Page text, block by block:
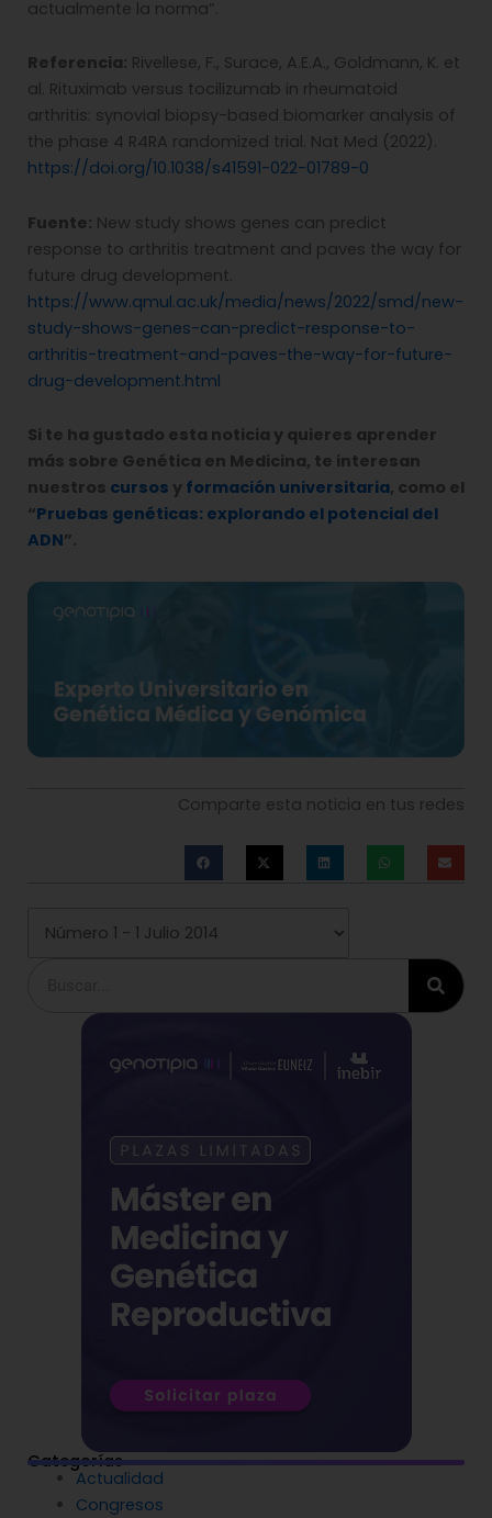
actualmente la norma”.
Referencia: Rivellese, F., Surace, A.E.A., Goldmann, K. et
al. Rituximab versus tocilizumab in rheumatoid
arthritis: synovial biopsy-based biomarker analysis of
the phase 4 R4RA randomized trial. Nat Med (2022).
https://doi.org/10.1038/s41591-022-01789-0
Fuente: New study shows genes can predict
response to arthritis treatment and paves the way for
future drug development.
https://www.qmul.ac.uk/media/news/2022/smd/new-
study-shows-genes-can-predict-response-to-
arthritis-treatment-and-paves-the-way-for-future-
drug-development.html
Si te ha gustado esta noticia y quieres aprender
más sobre Genética en Medicina, te interesan
nuestros cursos y formación universitaria, como el
“Pruebas genéticas: explorando el potencial del
ADN”.
Comparte esta noticia en tus redes
Categorías
Actualidad
Congresos